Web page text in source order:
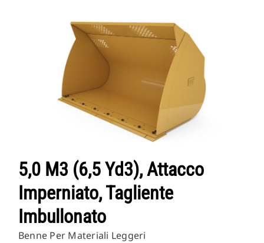
5,0 M3 (6,5 Yd3), Attacco
Imperniato, Tagliente
Imbullonato
Benne Per Materiali Leggeri